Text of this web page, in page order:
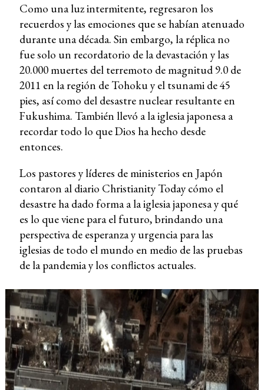
Como una luz intermitente, regresaron los
recuerdos y las emociones que se habían atenuado
durante una década. Sin embargo, la réplica no
fue solo un recordatorio de la devastación y las
20.000 muertes del terremoto de magnitud 9.0 de
2011 en la región de Tohoku y el tsunami de 45
pies, así como del desastre nuclear resultante en
Fukushima. También llevó a la iglesia japonesa a
recordar todo lo que Dios ha hecho desde
entonces.
Los pastores y líderes de ministerios en Japón
contaron al diario Christianity Today cómo el
desastre ha dado forma a la iglesia japonesa y qué
es lo que viene para el futuro, brindando una
perspectiva de esperanza y urgencia para las
iglesias de todo el mundo en medio de las pruebas
de la pandemia y los conflictos actuales.